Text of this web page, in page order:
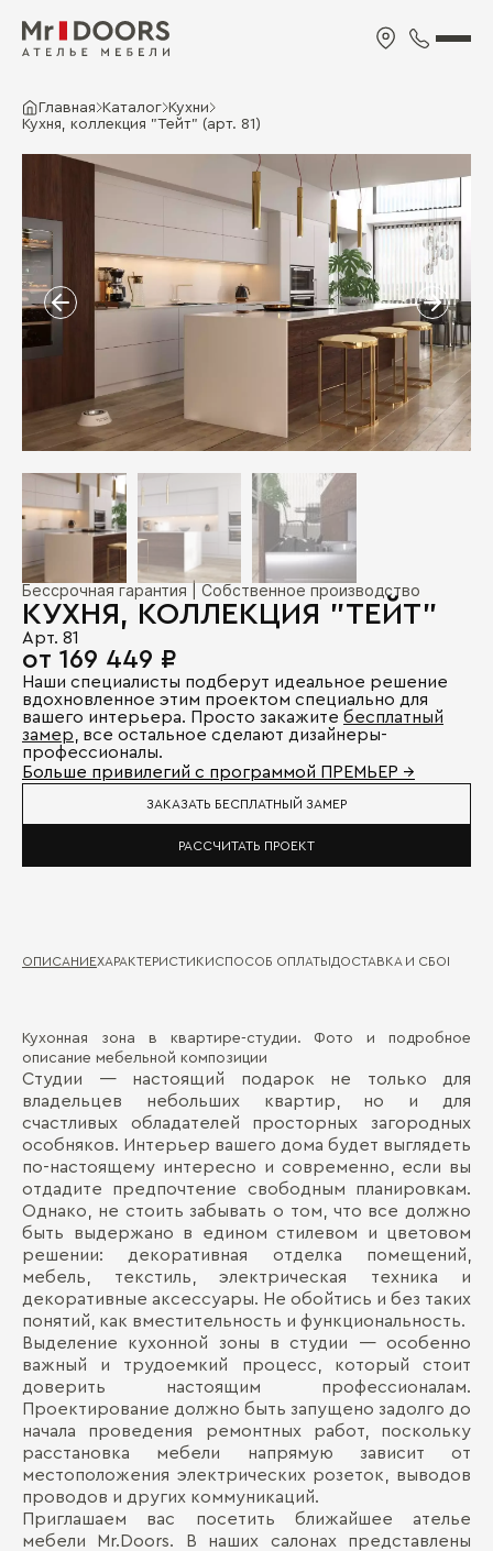
Главная Каталог Кухни
Кухня, коллекция "Тейт" (арт. 81)
Бессрочная гарантия | Собственное производство
КУХНЯ, КОЛЛЕКЦИЯ "ТЕЙТ"
Арт. 81
от 169 449 ₽
Наши специалисты подберут идеальное решение
вдохновленное этим проектом специально для
вашего интерьера. Просто закажите бесплатный
замер , все остальное сделают дизайнеры-
профессионалы.
Больше привилегий с программой ПРЕМЬЕР →
ЗАКАЗАТЬ БЕСПЛАТНЫЙ ЗАМЕР
РАССЧИТАТЬ ПРОЕКТ
ОПИСАНИЕХАРАКТЕРИСТИКИСПОСОБ ОПЛАТЫДОСТАВКА И СБОРКА
Кухонная зона в квартире-студии. Фото и подробное
описание мебельной композиции
Студии — настоящий подарок не только для
владельцев небольших квартир, но и для
счастливых обладателей просторных загородных
особняков. Интерьер вашего дома будет выглядеть
по-настоящему интересно и современно, если вы
отдадите предпочтение свободным планировкам.
Однако, не стоить забывать о том, что все должно
быть выдержано в едином стилевом и цветовом
решении: декоративная отделка помещений,
мебель, текстиль, электрическая техника и
декоративные аксессуары. Не обойтись и без таких
понятий, как вместительность и функциональность.
Выделение кухонной зоны в студии — особенно
важный и трудоемкий процесс, который стоит
доверить настоящим профессионалам.
Проектирование должно быть запущено задолго до
начала проведения ремонтных работ, поскольку
расстановка мебели напрямую зависит от
местоположения электрических розеток, выводов
проводов и других коммуникаций.
Приглашаем вас посетить ближайшее ателье
мебели Mr.Doors. В наших салонах представлены